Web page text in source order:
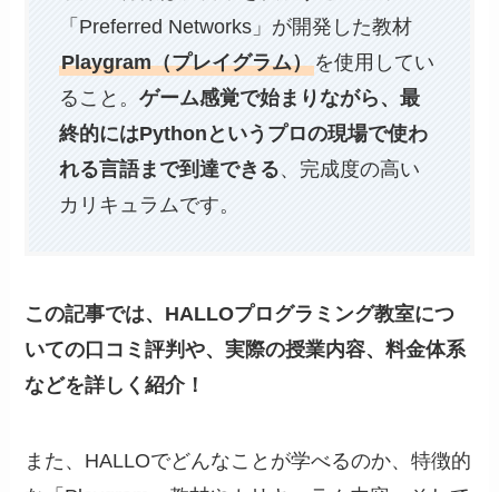
「Preferred Networks」が開発した教材
Playgram（プレイグラム）を使用してい
ること。ゲーム感覚で始まりながら、最
終的にはPythonというプロの現場で使わ
れる言語まで到達できる、完成度の高い
カリキュラムです。
この記事では、HALLOプログラミング教室につ
いての口コミ評判や、実際の授業内容、料金体系
などを詳しく紹介！
また、HALLOでどんなことが学べるのか、特徴的